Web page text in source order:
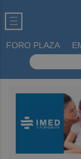
FORO PLAZA